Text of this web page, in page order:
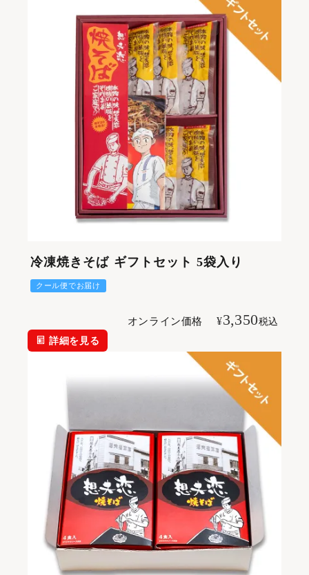
冷凍焼きそば ギフトセット 5袋入り
クール便でお届け
オンライン価格 ¥3,350税込
詳細を見る